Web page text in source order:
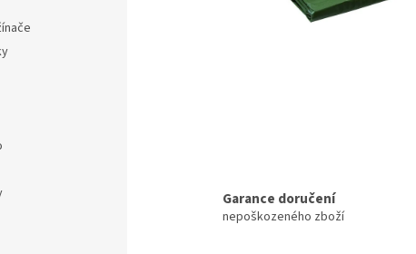
Garance doručení
nepoškozeného zboží